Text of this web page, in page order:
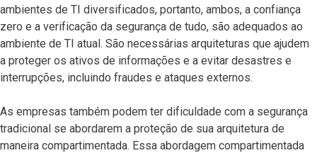
ambientes de TI diversificados, portanto, ambos, a confiança
zero e a verificação da segurança de tudo, são adequados ao
ambiente de TI atual. São necessárias arquiteturas que ajudem
a proteger os ativos de informações e a evitar desastres e
interrupções, incluindo fraudes e ataques externos.
As empresas também podem ter dificuldade com a segurança
tradicional se abordarem a proteção de sua arquitetura de
maneira compartimentada. Essa abordagem compartimentada